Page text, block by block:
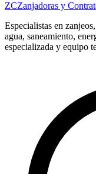
ZCZanjadoras y
Especialistas en
agua, saneamiento,
especializada y equipo